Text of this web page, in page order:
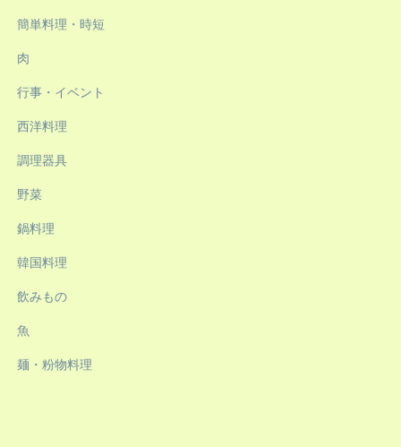
簡単料理・時短
肉
行事・イベント
西洋料理
調理器具
野菜
鍋料理
韓国料理
飲みもの
魚
麺・粉物料理